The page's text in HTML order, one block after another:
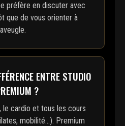
préfère en discuter avec
que de vous orienter à
ENTRE STUDIO
?
le cardio et tous les cours
mobilité...). Premium